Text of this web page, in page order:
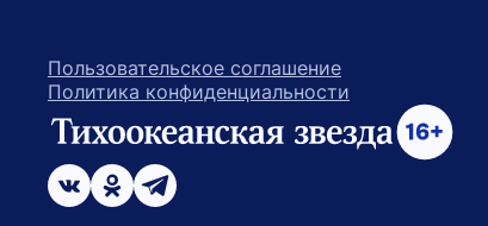
Пользовательское соглашение
Политика конфиденциальности
ссылка на главную
возрастное ограничение 16+
ссылка на страницу в Вконтакте
ссылка на страницу в Одноклассниках
ссылка на канал в Телеграмм